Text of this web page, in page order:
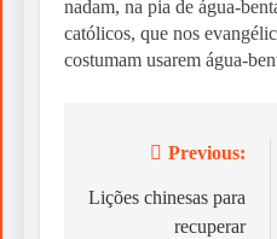
nadam, na pia de água-
católicos, que nos
costumam usarem água-
navigation
Previous:
Lições chinesas para
recuperar